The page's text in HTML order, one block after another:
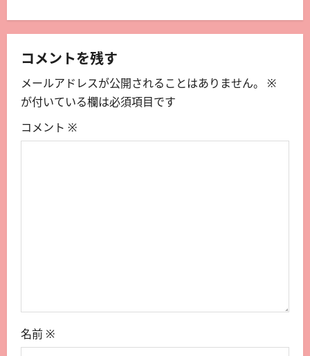
コメントを残す
メールアドレスが公開されることはありません。
※
が付いている欄は必須項目です
コメント ※
名前 ※